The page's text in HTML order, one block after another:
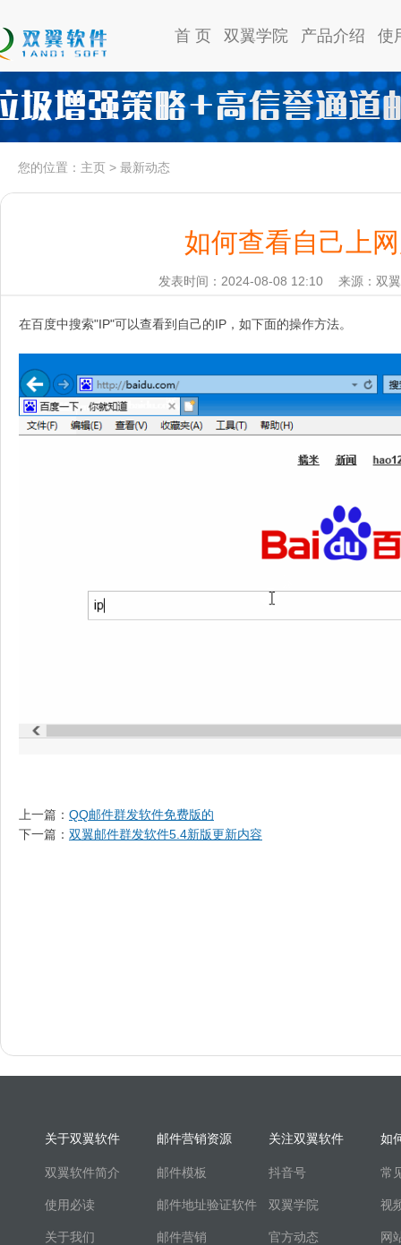
首 页 双翼学院 产品介绍 使
您的位置： 主页 > 最新动态
如何查看自己上
发表时间：2024-08-08 12:10 来源：双
在百度中搜索"IP"可以查看到自己的IP，如下面的操作方法。
上一篇： QQ邮件群发软件免费版的
下一篇： 双翼邮件群发软件5.4新版更新内容
关于双翼软件
双翼软件简介
使用必读
关于我们
邮件营销资源
邮件模板
邮件地址验证软件
邮件营销
关注双翼软件
抖音号
双翼学院
官方动态
如
常
视
网